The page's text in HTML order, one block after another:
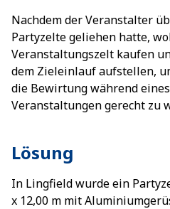
Nachdem der Veranstalter
Partyzelte geliehen hatte,
Veranstaltungszelt kaufen
dem Zieleinlauf aufstellen,
die Bewirtung während
Veranstaltungen gerecht zu
Lösung
In Lingfield wurde ein
x 12,00 m mit